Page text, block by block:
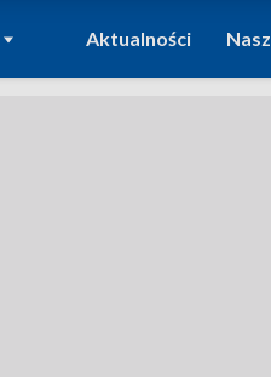
DO
Aktualności